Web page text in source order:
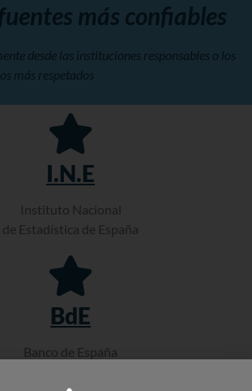
más confiables
desde las instituciones responsables o los
más respetados
I.N.E
Instituto Nacional
de Estadística de España
BdE
Banco de España